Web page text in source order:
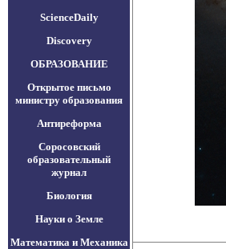
ScienceDaily
Discovery
ОБРАЗОВАНИЕ
Открытое письмо
министру образования
Антиреформа
Соросовский
образовательный
журнал
Биология
Науки о Земле
Математика и Механика